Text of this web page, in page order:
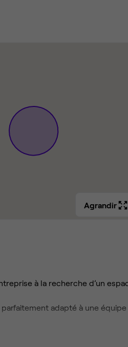
Agrandir
à la recherche d’un
adapté à une équipe